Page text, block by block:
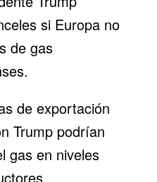
si Europa no
de gas
de exportación
Trump podrían
gas en niveles